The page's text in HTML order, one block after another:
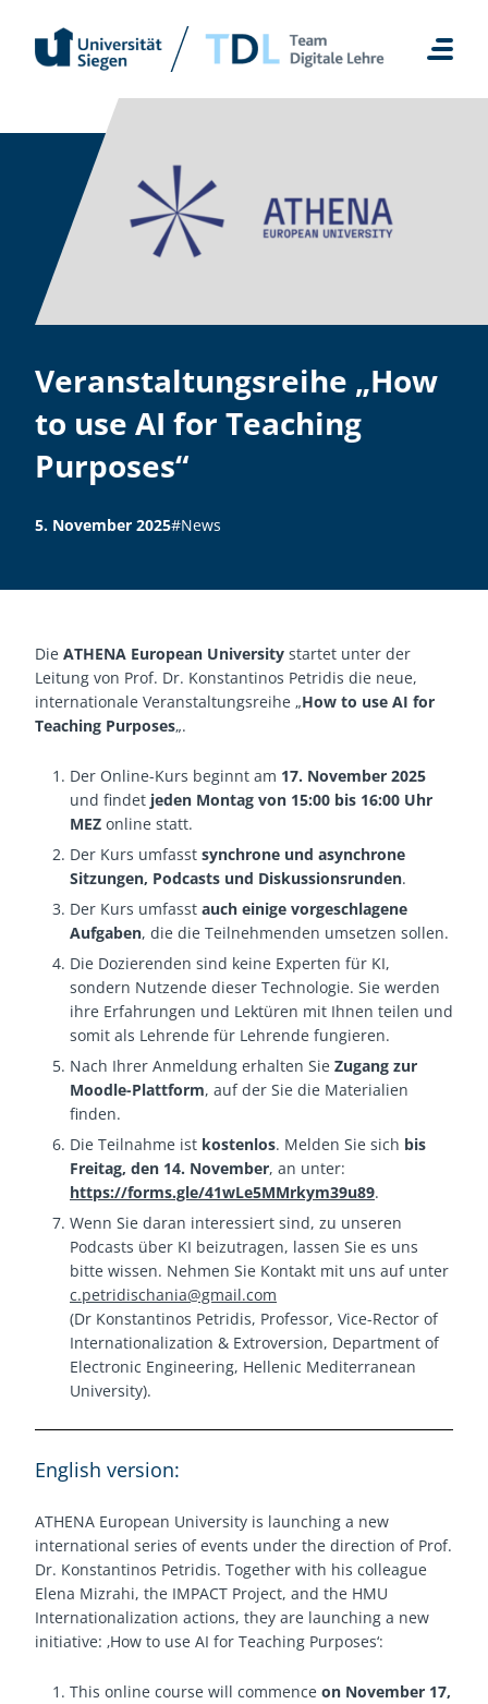
Inhalt
springen
Veranstaltungsreihe „How
to use AI for Teaching
Purposes“
5. November 2025#News
Die ATHENA European University startet unter der
Leitung von Prof. Dr. Konstantinos Petridis die neue,
internationale Veranstaltungsreihe „How to use AI for
Teaching Purposes„.
Der Online-Kurs beginnt am 17. November 2025
und findet jeden Montag von 15:00 bis 16:00 Uhr
MEZ online statt.
Der Kurs umfasst synchrone und asynchrone
Sitzungen, Podcasts und Diskussionsrunden.
Der Kurs umfasst auch einige vorgeschlagene
Aufgaben, die die Teilnehmenden umsetzen sollen.
Die Dozierenden sind keine Experten für KI,
sondern Nutzende dieser Technologie. Sie werden
ihre Erfahrungen und Lektüren mit Ihnen teilen und
somit als Lehrende für Lehrende fungieren.
Nach Ihrer Anmeldung erhalten Sie Zugang zur
Moodle-Plattform, auf der Sie die Materialien
finden.
Die Teilnahme ist kostenlos. Melden Sie sich bis
Freitag, den 14. November, an unter:
https://forms.gle/41wLe5MMrkym39u89.
Wenn Sie daran interessiert sind, zu unseren
Podcasts über KI beizutragen, lassen Sie es uns
bitte wissen. Nehmen Sie Kontakt mit uns auf unter
c.petridischania@gmail.com
(Dr Konstantinos Petridis, Professor, Vice-Rector of
Internationalization & Extroversion, Department of
Electronic Engineering, Hellenic Mediterranean
University).
English version:
ATHENA European University is launching a new
international series of events under the direction of Prof.
Dr. Konstantinos Petridis. Together with his colleague
Elena Mizrahi, the IMPACT Project, and the HMU
Internationalization actions, they are launching a new
initiative: ‚How to use AI for Teaching Purposes‘:
This online course will commence on November 17,